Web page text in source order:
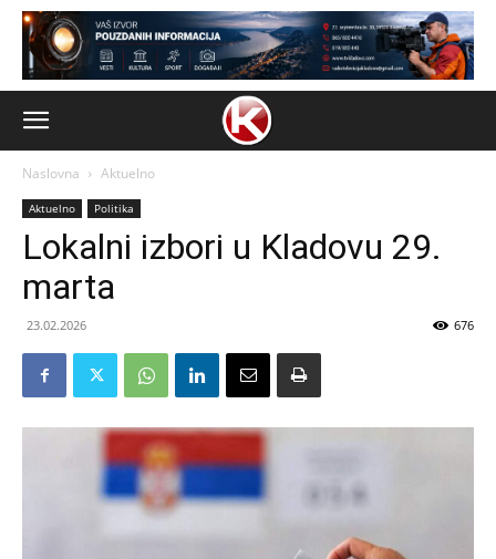
Naslovna Aktuelno
Aktuelno Politika
Lokalni izbori u Kladovu 29.
marta
23.02.2026 676